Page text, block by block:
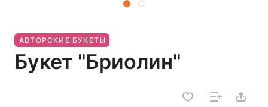
АВТОРСКИЕ БУКЕТЫ
Букет "Бриолин"